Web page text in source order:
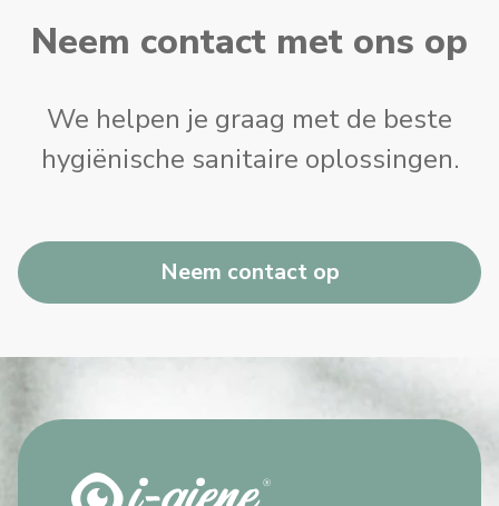
Neem contact met ons op
We helpen je graag met de beste
hygiënische sanitaire oplossingen.
Neem contact op